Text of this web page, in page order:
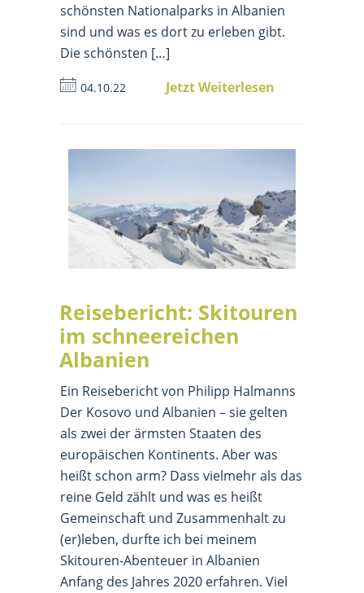
schönsten Nationalparks in Albanien
sind und was es dort zu erleben gibt.
Die schönsten […]
04.10.22 Jetzt Weiterlesen
Reisebericht: Skitouren
im schneereichen
Albanien
Ein Reisebericht von Philipp Halmanns
Der Kosovo und Albanien – sie gelten
als zwei der ärmsten Staaten des
europäischen Kontinents. Aber was
heißt schon arm? Dass vielmehr als das
reine Geld zählt und was es heißt
Gemeinschaft und Zusammenhalt zu
(er)leben, durfte ich bei meinem
Skitouren-Abenteuer in Albanien
Anfang des Jahres 2020 erfahren. Viel